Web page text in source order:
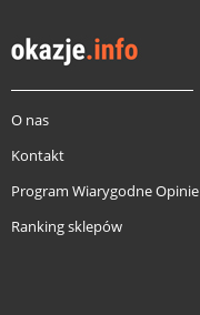
O nas
Kontakt
Program Wiarygodne Opinie
Ranking sklepów